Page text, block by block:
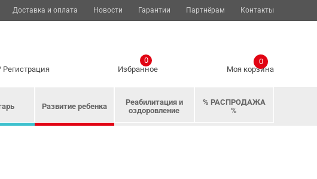
Доставка и оплата Новости Гарантии Партнёрам Контакты
Регистрация Избранное
0
Моя корзина
0
Развитие ребенка
Реабилитация и
оздоровление
% РАСПРОДАЖА
%